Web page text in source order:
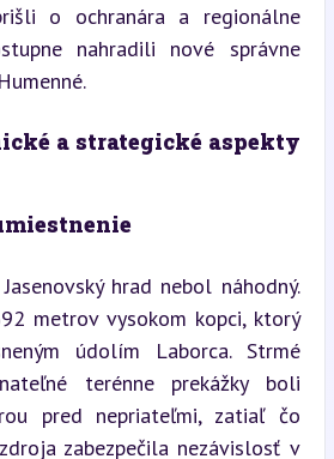
o ochranára a regionálne
nahradili nové správne
a strategické aspekty
hrad nebol náhodný.
metrov vysokom kopci, ktorý
údolím Laborca. Strmé
terénne prekážky boli
pred nepriateľmi, zatiaľ čo
zabezpečila nezávislosť v